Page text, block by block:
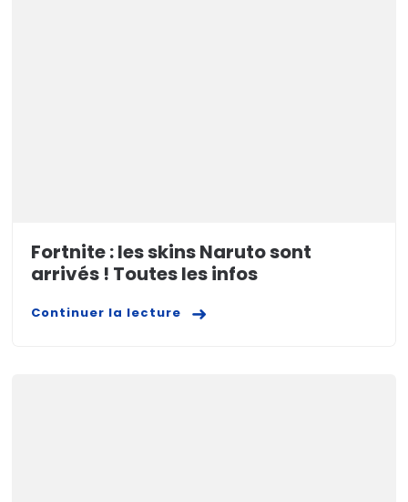
Fortnite : les skins Naruto sont
arrivés ! Toutes les infos
Continuer la lecture